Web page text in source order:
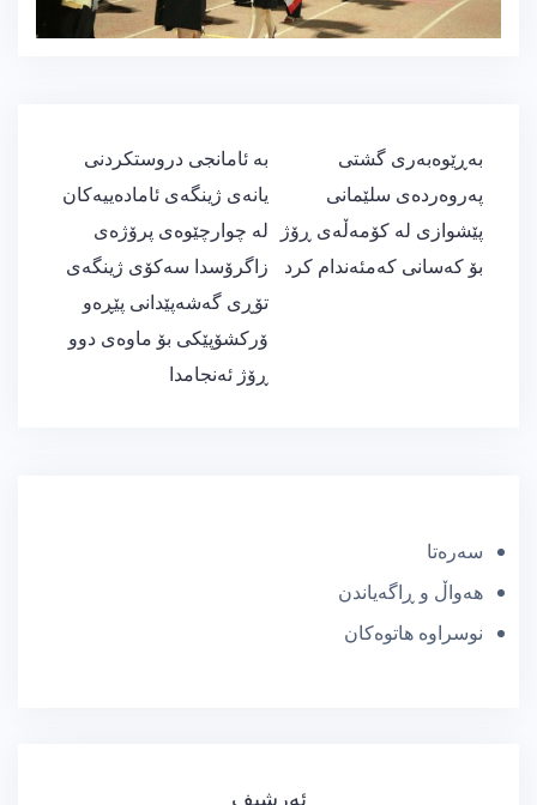
ڕێدۆزیی
بە ئامانجی دروستکردنی
یانەی ژینگەی ئامادەییەکان
لە چوارچێوەی پرۆژەی
زاگرۆسدا سەکۆی ژینگەی
تۆڕی گەشەپێدانی پێڕەو
ۆرکشۆپێکی بۆ ماوەی دوو
ڕۆژ ئەنجامدا
بەڕێوەبەری گشتی
پەروەردەی سلێمانی
پێشوازی لە کۆمەڵەی ڕۆژ
بۆ کەسانی کەمئەندام کرد
سەرەتا
هەواڵ و ڕاگەیاندن
نوسراوە هاتوەکان
ئەرشیف